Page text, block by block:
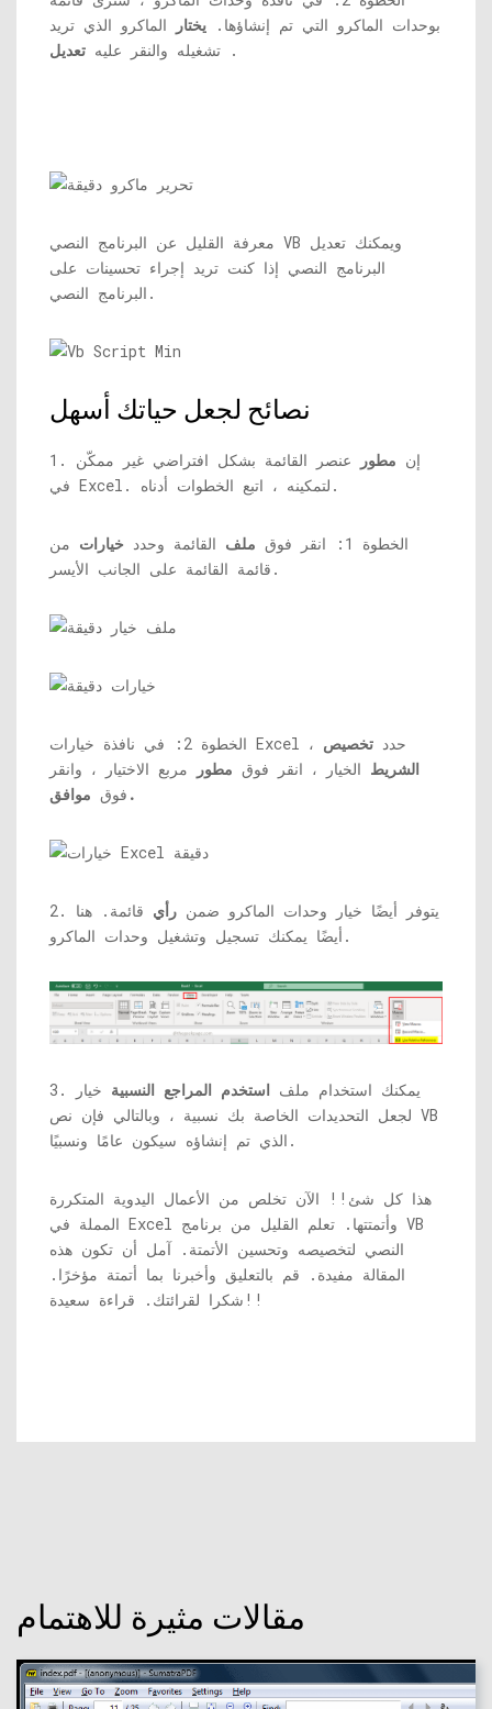
بوحدات الماكرو التي تم إنشاؤها. يختار
الماكرو الذي تريد
تشغيله والنقر عليه تعديل .
معرفة القليل عن البرنامج النصي VB ويمكنك تعديل
البرنامج النصي إذا كنت تريد إجراء تحسينات على
البرنامج النصي.
نصائح لجعل حياتك أسهل
1. إن مطور
عنصر القائمة بشكل افتراضي غير ممكّن
في Excel. لتمكينه ، اتبع الخطوات أدناه.
الخطوة 1: انقر فوق ملف القائمة وحدد خيارات من
قائمة القائمة على الجانب الأيسر.
الخطوة 2: في نافذة خيارات Excel ، حدد تخصيص
الشريط الخيار ، انقر فوق مطور
مربع الاختيار ، وانقر
فوق موافق.
2. يتوفر أيضًا خيار وحدات الماكرو ضمن رأي قائمة. هنا
أيضًا يمكنك تسجيل وتشغيل وحدات الماكرو.
3. يمكنك استخدام ملف استخدم المراجع النسبية خيار
لجعل التحديدات الخاصة بك نسبية ، وبالتالي فإن نص VB
الذي تم إنشاؤه سيكون عامًا ونسبيًا.
هذا كل شئ!! الآن تخلص من الأعمال اليدوية المتكررة
المملة في Excel وأتمتتها. تعلم القليل من برنامج VB
النصي لتخصيصه وتحسين الأتمتة. آمل أن تكون هذه
المقالة مفيدة. قم بالتعليق وأخبرنا بما أتمتة مؤخرًا.
شكرا لقرائتك. قراءة سعيدة!!
مقالات مثيرة للاهتمام